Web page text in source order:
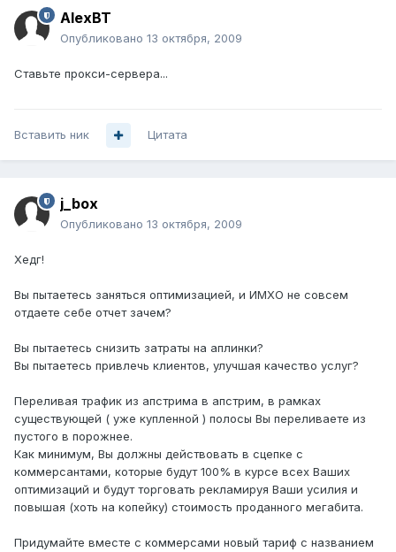
AlexBT
Опубликовано 13 октября, 2009
Ставьте прокси-сервера...
Вставить ник Цитата
j_box
Опубликовано 13 октября, 2009
Хедг!
Вы пытаетесь заняться оптимизацией, и ИМХО не совсем
отдаете себе отчет зачем?
Вы пытаетесь снизить затраты на аплинки?
Вы пытаетесь привлечь клиентов, улучшая качество услуг?
Переливая трафик из апстрима в апстрим, в рамках
существующей ( уже купленной ) полосы Вы переливаете из
пустого в порожнее.
Как минимум, Вы должны действовать в сцепке с
коммерсантами, которые будут 100% в курсе всех Ваших
оптимизаций и будут торговать рекламируя Ваши усилия и
повышая (хоть на копейку) стоимость проданного мегабита.
Придумайте вместе с коммерсами новый тариф с названием